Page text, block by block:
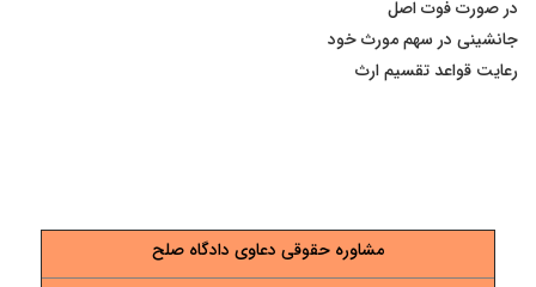
در صورت فوت اصل
جانشینی در سهم مورث خود
رعایت قواعد تقسیم ارث
مشاوره حقوقی دعاوی دادگاه صلح